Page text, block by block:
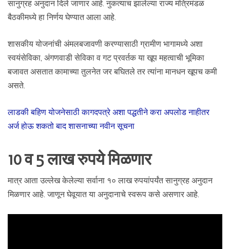
सानुग्रह अनुदान दिले जाणार आहे. नुकत्याच झालेल्या राज्य मंत्रिमंडळ
बैठकीमध्ये हा निर्णय घेण्यात आला आहे.
शासकीय योजनांची अंमलबजावणी करण्यासाठी ग्रामीण भागामध्ये अशा
स्वयंसेविका, अंगणवाडी सेविका व गट प्रवर्तक या खूप महत्वाची भूमिका
बजावत असतात कामाच्या तुलनेत जर बघितले तर त्यांना मानधन खूपच कमी
असते.
लाडकी बहिण योजनेसाठी कागदपत्रे अशा पद्धतीने करा अपलोड नाहीतर
अर्ज होऊ शकतो बाद शासनाच्या नवीन सूचना
10 व 5 लाख रुपये मिळणार
मात्र आता उल्लेख केलेल्या सर्वाना १० लाख रुपयांपर्यंत सानुग्रह अनुदान
मिळणार आहे. जाणून घेवूयात या अनुदानाचे स्वरूप कसे असणार आहे.